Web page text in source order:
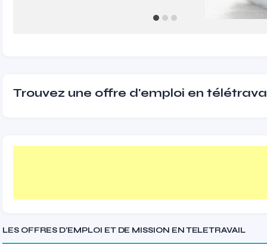
Trouvez une offre d'emploi en
LES OFFRES D'EMPLOI ET DE MISSION EN TELETRAVAIL